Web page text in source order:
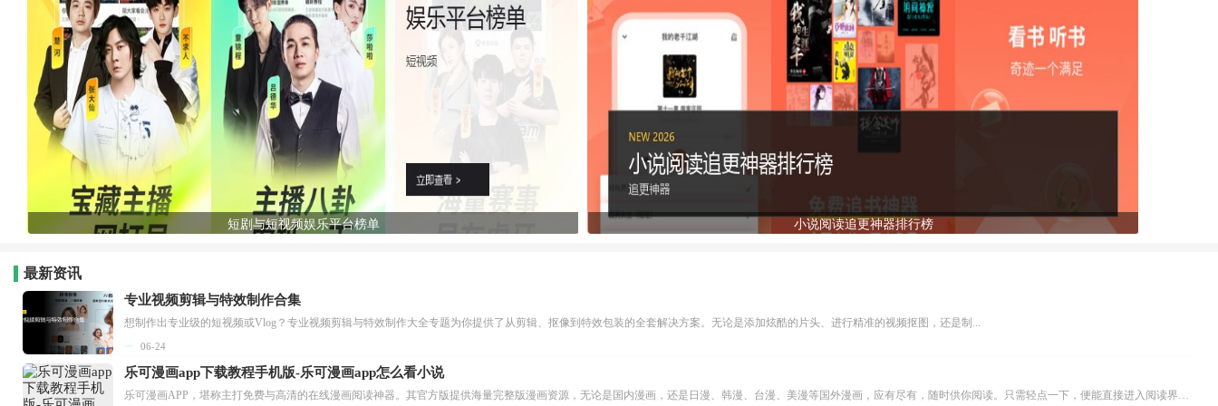
短剧与短视频娱乐平台榜单 小说阅读追更神器排行榜
最新资讯
专业视频剪辑与特效制作合集
想制作出专业级的短视频或Vlog？专业视频剪辑与特效制作大全专题为你提供了从剪辑、抠像到特效包装的全套解决方案。无论是添加炫酷的片头、进行精准的视频抠图，还是制...
06-24
乐可漫画app下载教程手机版-乐可漫画app怎么看小说
乐可漫画APP，堪称主打免费与高清的在线漫画阅读神器。其官方版提供海量完整版漫画资源，无论是国内漫画，还是日漫、韩漫、台漫、美漫等国外漫画，应有尽有，随时供你阅读。只需轻点一下，便能直接进入阅读界面。不仅如此，乐可漫画最新版本更新速度极快，在这里，你总能抢先看到全网一手漫画章节内容！...